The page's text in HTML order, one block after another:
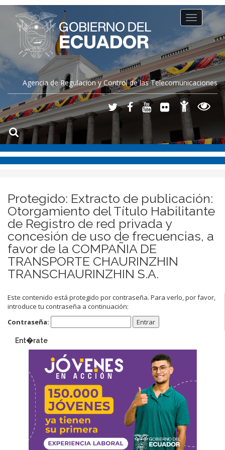
Agencia de Regulación y Control de las Telecomunicaciones
Toggle
navigation
Protegido: Extracto de publicación:
Otorgamiento del Título Habilitante
de Registro de red privada y
concesión de uso de frecuencias, a
favor de la COMPAÑIA DE
TRANSPORTE CHAURINZHIN
TRANSCHAURINZHIN S.A.
Este contenido está protegido por contraseña. Para verlo, por favor,
introduce tu contraseña a continuación:
Contraseña:
Ent�rate